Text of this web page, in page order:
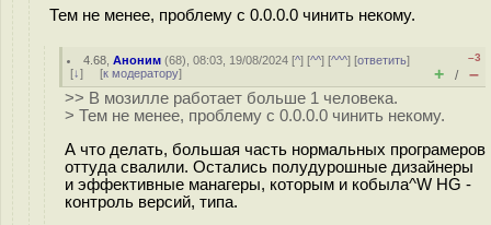
Тем не менее, проблему с 0.0.0.0 чинить некому.
4.68 ,Аноним (68), 08:03, 19/08/2024 [^] [^^] [^^^] [ответить]
[↓] [к модератору]
–3
+ / –
>> В мозилле работает больше 1 человека.
> Тем не менее, проблему с 0.0.0.0 чинить некому.
А что делать, большая часть нормальных програмеров
оттуда свалили. Остались полудурошные дизайнеры
и эффективные манагеры, которым и кобыла^W HG -
контроль версий, типа.